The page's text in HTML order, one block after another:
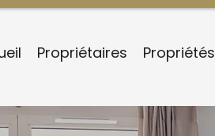
Propriétaires Propriétés